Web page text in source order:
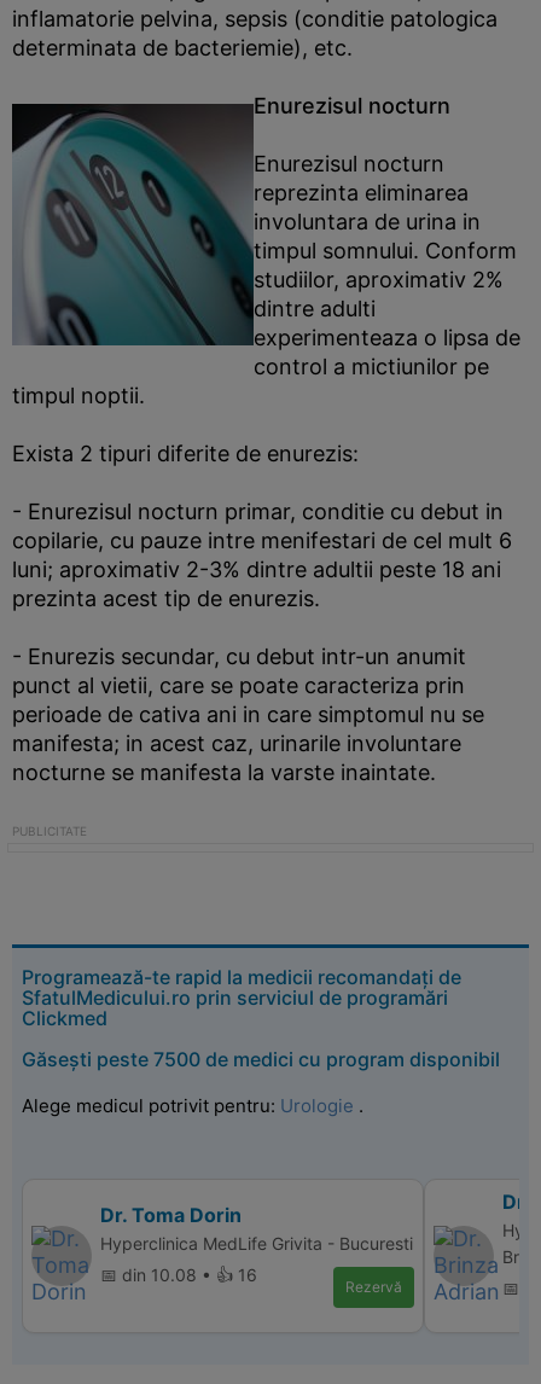
inflamatorie pelvina, sepsis (conditie patologica
determinata de bacteriemie), etc.
Enurezisul nocturn
Enurezisul nocturn
reprezinta eliminarea
involuntara de urina in
timpul somnului. Conform
studiilor, aproximativ 2%
dintre adulti
experimenteaza o lipsa de
control a mictiunilor pe
timpul noptii.
Exista 2 tipuri diferite de enurezis:
- Enurezisul nocturn primar, conditie cu debut in
copilarie, cu pauze intre menifestari de cel mult 6
luni; aproximativ 2-3% dintre adultii peste 18 ani
prezinta acest tip de enurezis.
- Enurezis secundar, cu debut intr-un anumit
punct al vietii, care se poate caracteriza prin
perioade de cativa ani in care simptomul nu se
manifesta; in acest caz, urinarile involuntare
nocturne se manifesta la varste inaintate.
Programează-te rapid la medicii recomandați de
SfatulMedicului.ro prin serviciul de programări
Clickmed
Găsești peste 7500 de medici cu program disponibil
Alege medicul potrivit pentru: Urologie .
Dr. Toma Dorin
Hyperclinica MedLife Grivita - Bucuresti
📅 din 10.08 • 👍 16
Rezervă
Dr.
📅